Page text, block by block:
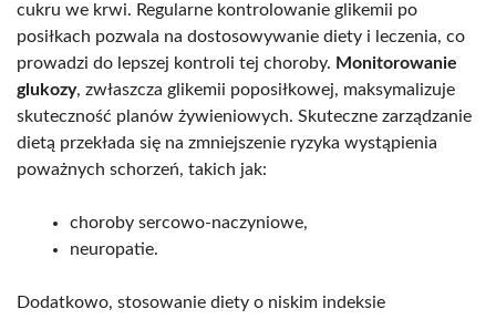
cukru we krwi. Regularne kontrolowanie glikemii po
posiłkach pozwala na dostosowywanie diety i leczenia, co
prowadzi do lepszej kontroli tej choroby. Monitorowanie
glukozy, zwłaszcza glikemii poposiłkowej, maksymalizuje
skuteczność planów żywieniowych. Skuteczne zarządzanie
dietą przekłada się na zmniejszenie ryzyka wystąpienia
poważnych schorzeń, takich jak:
choroby sercowo-naczyniowe,
neuropatie.
Dodatkowo, stosowanie diety o niskim indeksie